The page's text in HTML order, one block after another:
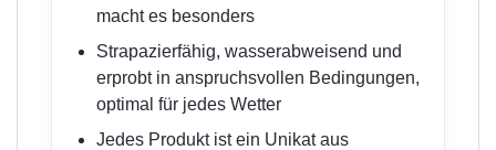
macht es besonders
Strapazierfähig, wasserabweisend und
erprobt in anspruchsvollen Bedingungen,
optimal für jedes Wetter
Jedes Produkt ist ein Unikat aus